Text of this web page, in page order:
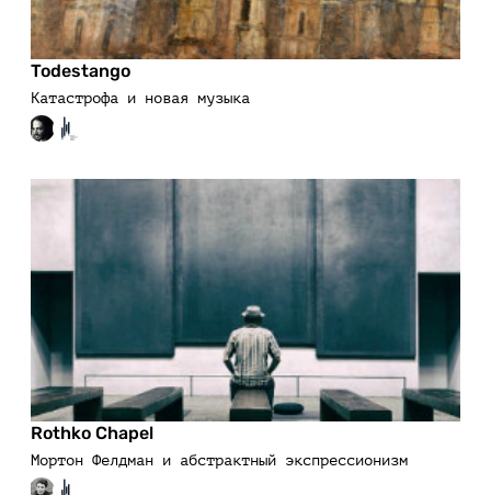
Todestango
Катастрофа и новая музыка
Rothko Chapel
Мортон Фелдман и абстрактный экспрессионизм